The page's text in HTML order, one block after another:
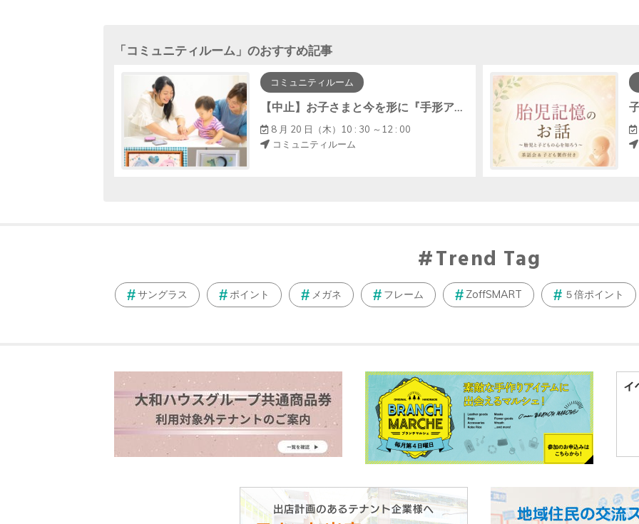
「コミュニティルーム 」のおすすめ記事
コミュニティルーム
【中止】お子さまと今を形に『手形アート・ﾌｧｰｽﾄｶｯﾄｱｰﾄ』
8 月 20 日（木）10 : 30 ～12 : 00
コミュニティルーム
Trend Tag
サングラス ポイント メガネ フレーム ZoffSMART ５倍ポイント